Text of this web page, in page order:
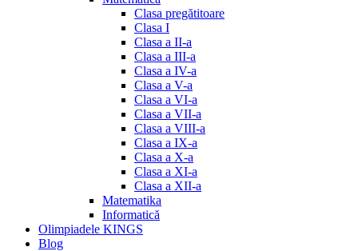
Clasa pregătitoare
Clasa I
Clasa a II-a
Clasa a III-a
Clasa a IV-a
Clasa a V-a
Clasa a VI-a
Clasa a VII-a
Clasa a VIII-a
Clasa a IX-a
Clasa a X-a
Clasa a XI-a
Clasa a XII-a
Matematika
Informatică
Olimpiadele KINGS
Blog